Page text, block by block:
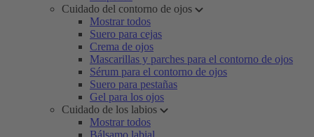
Cuidado del contorno de ojos
Mostrar todos
Suero para cejas
Crema de ojos
Mascarillas y parches para el contorno de ojos
Sérum para el contorno de ojos
Suero para pestañas
Gel para los ojos
Cuidado de los labios
Mostrar todos
Bálsamo labial